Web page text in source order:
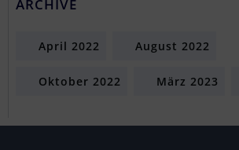
ARCHIVE
April 2022 August 2022
Oktober 2022 März 2023